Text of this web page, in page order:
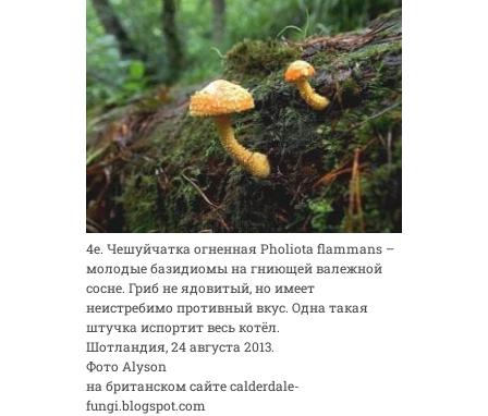
4е. Чешуйчатка огненная Pholiota flammans –
молодые базидиомы на гниющей валежной
сосне. Гриб не ядовитый, но имеет
неистребимо противный вкус. Одна такая
штучка испортит весь котёл.
Шотландия, 24 августа 2013.
Фото Alyson
на британском сайте calderdale-
fungi.blogspot.com